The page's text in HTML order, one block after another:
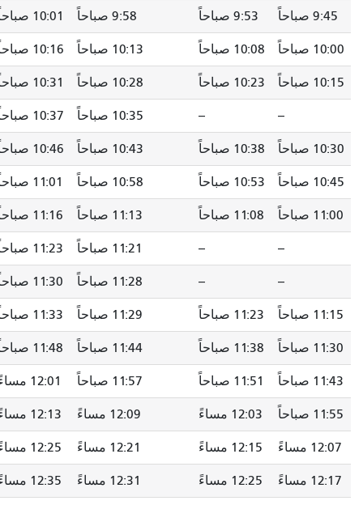
9:45 صباحاً 9:53 صباحاً 9:58 صباحاً 10:01 صباحاً
10:00 صباحاً 10:08 صباحاً 10:13 صباحاً 10:16 صباحاً
10:15 صباحاً 10:23 صباحاً 10:28 صباحاً 10:31 صباحاً
10:35 صباحاً 10:37 صباحاً
10:30 صباحاً 10:38 صباحاً 10:43 صباحاً 10:46 صباحاً
10:45 صباحاً 10:53 صباحاً 10:58 صباحاً 11:01 صباحاً
11:00 صباحاً 11:08 صباحاً 11:13 صباحاً 11:16 صباحاً
11:21 صباحاً 11:23 صباحاً
11:28 صباحاً 11:30 صباحاً
11:15 صباحاً 11:23 صباحاً 11:29 صباحاً 11:33 صباحاً
11:30 صباحاً 11:38 صباحاً 11:44 صباحاً 11:48 صباحاً
11:43 صباحاً 11:51 صباحاً 11:57 صباحاً 12:01 مساءً
11:55 صباحاً 12:03 مساءً 12:09 مساءً 12:13 مساءً
12:07 مساءً 12:15 مساءً 12:21 مساءً 12:25 مساءً
12:17 مساءً 12:25 مساءً 12:31 مساءً 12:35 مساءً